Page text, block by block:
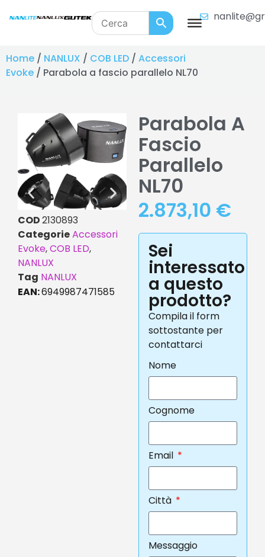
Home / NANLUX / COB LED / Accessori
Evoke / Parabola a fascio parallelo NL70
COD2130893
CategorieAccessori
Evoke,COB LED,
NANLUX
Tag NANLUX
EAN:6949987471585
Parabola A
Fascio
Parallelo
NL70
2.873,10 €
Sei
interessato
a questo
prodotto?
Compila il form
sottostante per
contattarci
Nome
Cognome
Email
Città
Messaggio